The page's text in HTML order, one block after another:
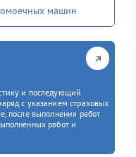
машин
и последующий
с указанием страховых
после выполнения работ
работ и